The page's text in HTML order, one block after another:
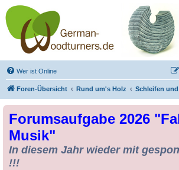
Drechseln und
Kunsthandwerk -
German-Woodturners
*Forum Sauerland*
Der Treffpunkt für Drechsler und Freunde des
Wer ist Online
Foren-Übersicht Rund um's Holz Schleifen
Forumsaufgabe 2026
Musik"
In diesem Jahr wieder mit
!!!